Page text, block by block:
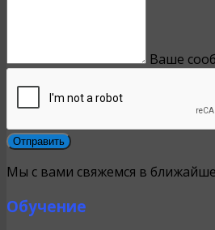
Ваше
Мы с вами свяжемся в
Обучение